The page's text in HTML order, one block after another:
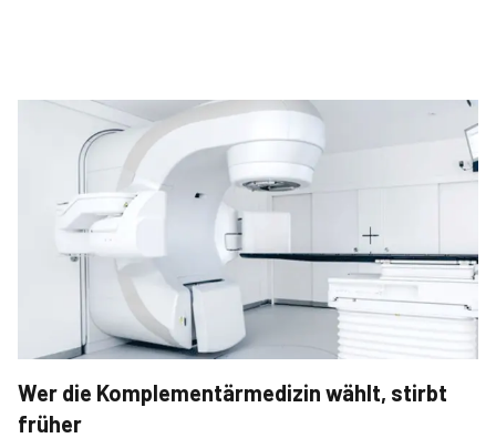
Wer die Komplementärmedizin wählt, stirbt
früher